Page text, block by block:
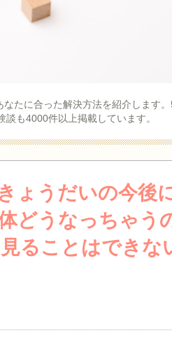
たに合った解決方法を紹介します
も4000件以上掲載しています。
ょうだいの今後
どうなっちゃう
ることはできな